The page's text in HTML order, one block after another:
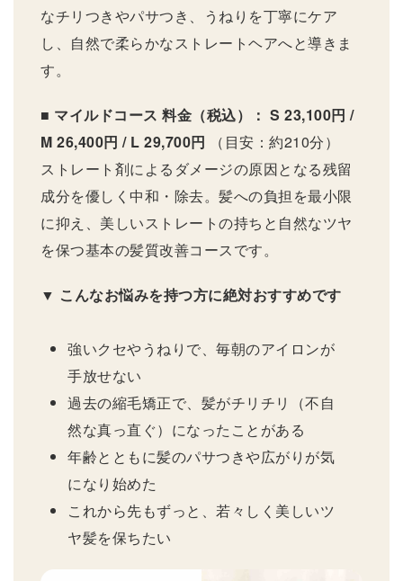
なチリつきやパサつき、うねりを丁寧にケア
し、自然で柔らかなストレートヘアへと導きま
す。
■ マイルドコース 料金（税込）： S 23,100円 /
M 26,400円 / L 29,700円 （目安：約210分）
ストレート剤によるダメージの原因となる残留
成分を優しく中和・除去。髪への負担を最小限
に抑え、美しいストレートの持ちと自然なツヤ
を保つ基本の髪質改善コースです。
▼ こんなお悩みを持つ方に絶対おすすめです
強いクセやうねりで、毎朝のアイロンが
手放せない
過去の縮毛矯正で、髪がチリチリ（不自
然な真っ直ぐ）になったことがある
年齢とともに髪のパサつきや広がりが気
になり始めた
これから先もずっと、若々しく美しいツ
ヤ髪を保ちたい